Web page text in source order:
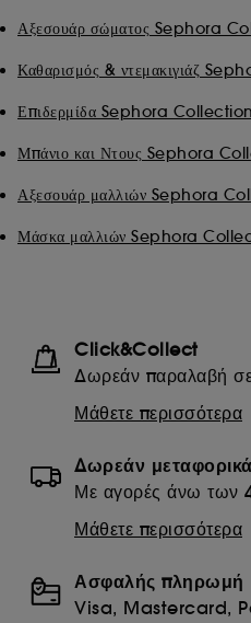
Αξεσουάρ σώματος Sephora
Καθαρισμός & ντεμακιγιάζ
Επιδερμίδα Sephora Collection
Μπάνιο και Ντους Sephora
Αξεσουάρ μαλλιών Sephora
Μάσκα μαλλιών Sephora
Click&Collect
Δωρεάν παραλαβή
Μάθετε περισσότερα
Δωρεάν μεταφορικά
Με αγορές άνω των
Μάθετε περισσότερα
Ασφαλής πληρωμή
Visa, Mastercard,